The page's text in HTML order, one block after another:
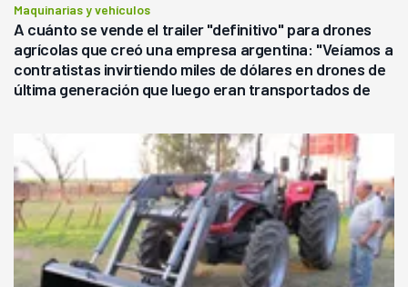
Maquinarias y vehículos
A cuánto se vende el trailer "definitivo" para drones
agrícolas que creó una empresa argentina: "Veíamos a
contratistas invirtiendo miles de dólares en drones de
última generación que luego eran transportados de